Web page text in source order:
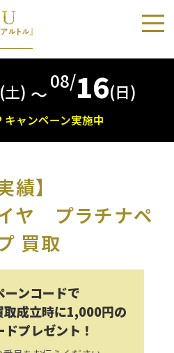
(土) 〜
08/16(日)
キャンペーン実施中
績】
ヤ プラチナペ
買取
ーンコードで
取成立時に1,000円の
プレゼント！